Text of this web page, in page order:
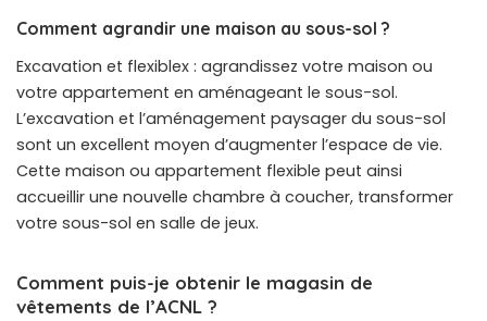
Comment agrandir une maison au sous-sol ?
Excavation et flexiblex : agrandissez votre maison ou
votre appartement en aménageant le sous-sol.
L’excavation et l’aménagement paysager du sous-sol
sont un excellent moyen d’augmenter l’espace de vie.
Cette maison ou appartement flexible peut ainsi
accueillir une nouvelle chambre à coucher, transformer
votre sous-sol en salle de jeux.
Comment puis-je obtenir le magasin de
vêtements de l’ACNL ?